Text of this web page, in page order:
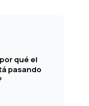
qué el
pasando